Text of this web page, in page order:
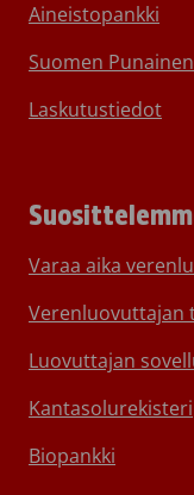
Aineistopankki
Suomen
Laskutustiedot
Varaa aika
Verenluovuttajan
Luovuttajan
Kantasolurekisteri
Biopankki